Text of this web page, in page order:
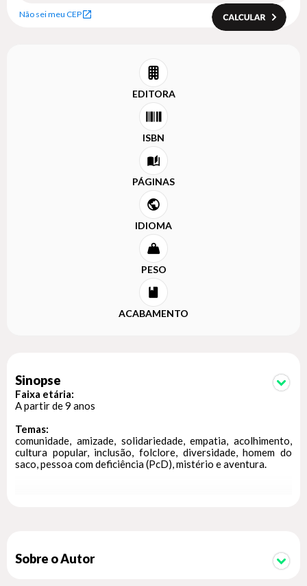
Não sei meu CEP
EDITORA
ISBN
PÁGINAS
IDIOMA
PESO
ACABAMENTO
Sinopse
Faixa etária:
A partir de 9 anos
Temas:
comunidade, amizade, solidariedade, empatia, acolhimento,
cultura popular, inclusão, folclore, diversidade, homem do
saco, pessoa com deficiência (PcD), mistério e aventura.
onde vivem, enfrentam desafios únicos e compartilham
Sobre o Autor